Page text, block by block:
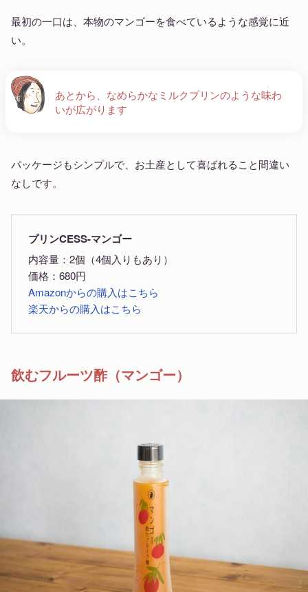
最初の一口は、本物のマンゴーを食べているような感覚に近
い。
あとから、なめらかなミルクプリンのような味わ
いが広がります
パッケージもシンプルで、お土産として喜ばれること間違い
なしです。
プリンCESS-マンゴー
内容量：2個（4個入りもあり）
価格：680円
Amazonからの購入はこちら
楽天からの購入はこちら
飲むフルーツ酢（マンゴー）